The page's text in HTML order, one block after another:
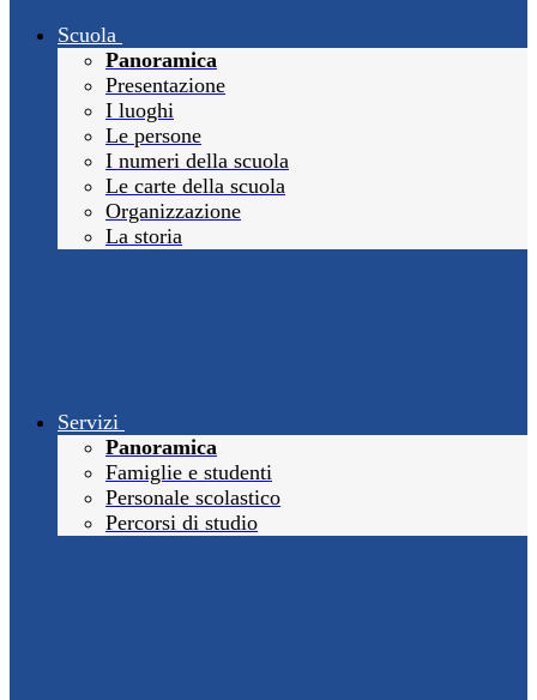
Scuola
Panoramica
Presentazione
I luoghi
Le persone
I numeri della scuola
Le carte della scuola
Organizzazione
La storia
Servizi
Panoramica
Famiglie e studenti
Personale scolastico
Percorsi di studio